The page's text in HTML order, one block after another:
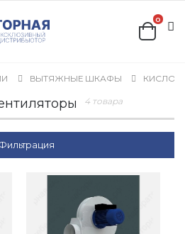
0
ВЫТЯЖНЫЕ ШКАФЫ
4 товара